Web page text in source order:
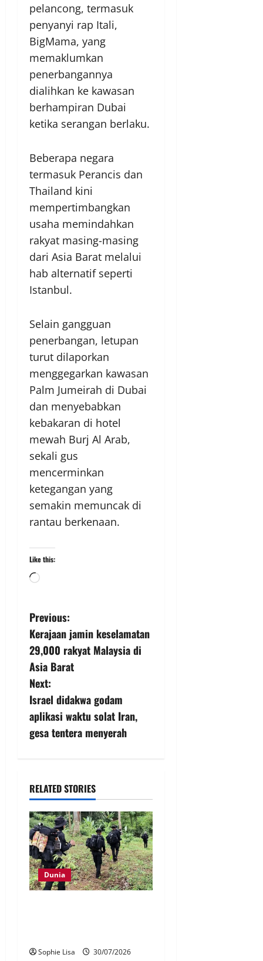
pelancong, termasuk
penyanyi rap Itali,
BigMama, yang
memaklumkan
penerbangannya
dialihkan ke kawasan
berhampiran Dubai
ketika serangan berlaku.
Beberapa negara
termasuk Perancis dan
Thailand kini
mempertimbangkan
usaha memindahkan
rakyat masing-masing
dari Asia Barat melalui
hab alternatif seperti
Istanbul.
Selain gangguan
penerbangan, letupan
turut dilaporkan
menggegarkan kawasan
Palm Jumeirah di Dubai
dan menyebabkan
kebakaran di hotel
mewah Burj Al Arab,
sekali gus
mencerminkan
ketegangan yang
semakin memuncak di
rantau berkenaan.
Like this:
Previous:
Kerajaan jamin keselamatan
29,000 rakyat Malaysia di
Asia Barat
Next:
Israel didakwa godam
aplikasi waktu solat Iran,
gesa tentera menyerah
RELATED STORIES
Dunia
Sophie Lisa 30/07/2026